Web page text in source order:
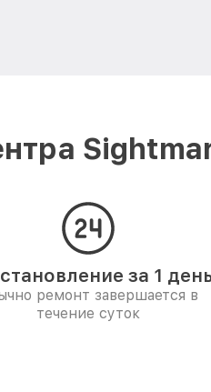
за 1
ремонт завершается в
течение суток